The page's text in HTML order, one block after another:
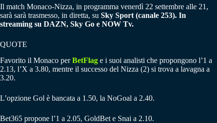
Il match Monaco-Nizza, in programma venerdì 22 settembre alle 21,
sarà sarà trasmesso, in diretta, su Sky Sport (canale 253). In
streaming su DAZN, Sky Go e NOW Tv.
QUOTE
Favorito il Monaco perBetFlag e i suoi analisti che propongono l’1 a
2.13, l’X a 3.80, mentre il successo del Nizza (2) si trova a lavagna a
3.20.
L’opzione Gol è bancata a 1.50, la NoGoal a 2.40.
Bet365 propone l’1 a 2.05, GoldBet e Snai a 2.10.